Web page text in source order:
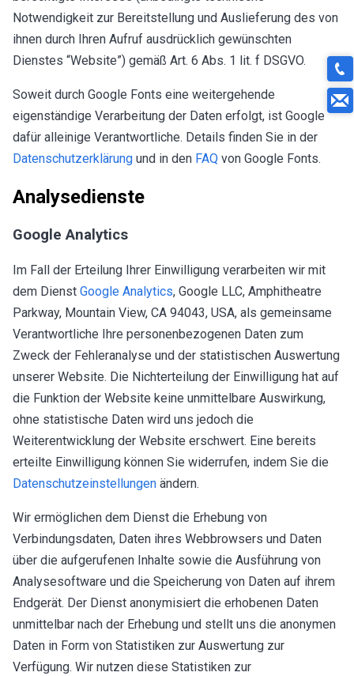
Notwendigkeit zur Bereitstellung und Auslieferung des von
ihnen durch Ihren Aufruf ausdrücklich gewünschten
Dienstes “Website”) gemäß Art. 6 Abs. 1 lit. f DSGVO.
Soweit durch Google Fonts eine weitergehende
eigenständige Verarbeitung der Daten erfolgt, ist Google
dafür alleinige Verantwortliche. Details finden Sie in der
Datenschutzerklärung und in den FAQ von Google Fonts.
Analysedienste
Google Analytics
Im Fall der Erteilung Ihrer Einwilligung verarbeiten wir mit
dem Dienst Google Analytics, Google LLC, Amphitheatre
Parkway, Mountain View, CA 94043, USA, als gemeinsame
Verantwortliche Ihre personenbezogenen Daten zum
Zweck der Fehleranalyse und der statistischen Auswertung
unserer Website. Die Nichterteilung der Einwilligung hat auf
die Funktion der Website keine unmittelbare Auswirkung,
ohne statistische Daten wird uns jedoch die
Weiterentwicklung der Website erschwert. Eine bereits
erteilte Einwilligung können Sie widerrufen, indem Sie die
Datenschutzeinstellungen ändern.
Wir ermöglichen dem Dienst die Erhebung von
Verbindungsdaten, Daten ihres Webbrowsers und Daten
über die aufgerufenen Inhalte sowie die Ausführung von
Analysesoftware und die Speicherung von Daten auf ihrem
Endgerät. Der Dienst anonymisiert die erhobenen Daten
unmittelbar nach der Erhebung und stellt uns die anonymen
Daten in Form von Statistiken zur Auswertung zur
Verfügung. Wir nutzen diese Statistiken zur